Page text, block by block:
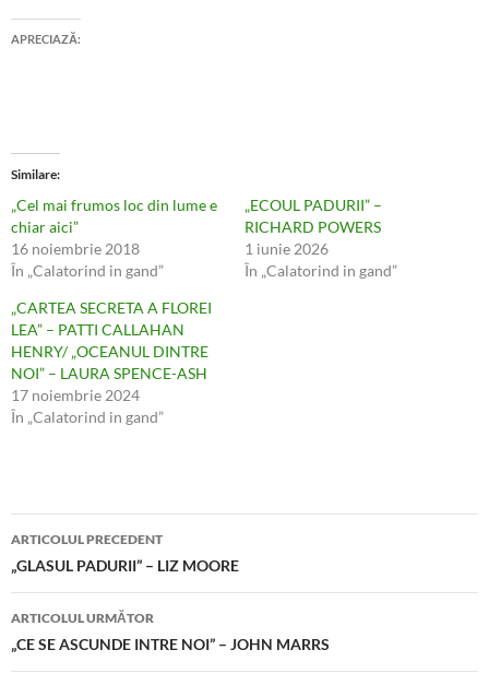
APRECIAZĂ:
Similare
„Cel mai frumos loc din lume e
chiar aici”
16 noiembrie 2018
În „Calatorind in gand”
„ECOUL PADURII” –
RICHARD POWERS
1 iunie 2026
În „Calatorind in gand”
„CARTEA SECRETA A FLOREI
LEA” – PATTI CALLAHAN
HENRY/ „OCEANUL DINTRE
NOI” – LAURA SPENCE-ASH
17 noiembrie 2024
În „Calatorind in gand”
Navigare
în
articole
ARTICOLUL PRECEDENT
„GLASUL PADURII” – LIZ MOORE
ARTICOLUL URMĂTOR
„CE SE ASCUNDE INTRE NOI” – JOHN MARRS